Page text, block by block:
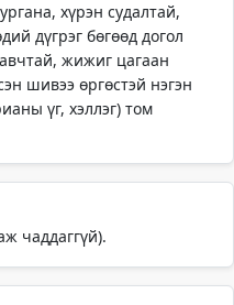
хүрэн судалтай,
дүгрэг бөгөөд догол
жижиг цагаан
шивээ өргөстэй нэгэн
үг, хэллэг) том
чаддаггүй).